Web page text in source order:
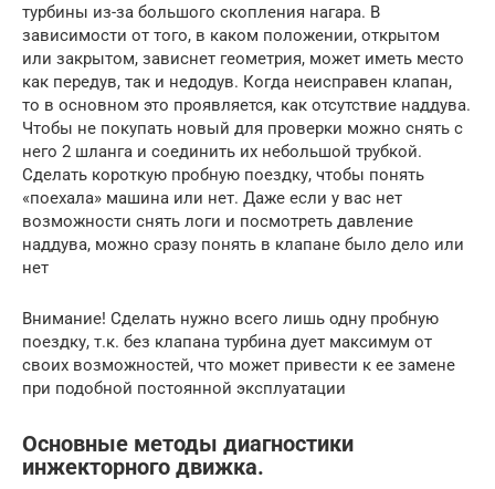
турбины из-за большого скопления нагара. В
зависимости от того, в каком положении, открытом
или закрытом, зависнет геометрия, может иметь место
как передув, так и недодув. Когда неисправен клапан,
то в основном это проявляется, как отсутствие наддува.
Чтобы не покупать новый для проверки можно снять с
него 2 шланга и соединить их небольшой трубкой.
Сделать короткую пробную поездку, чтобы понять
«поехала» машина или нет. Даже если у вас нет
возможности снять логи и посмотреть давление
наддува, можно сразу понять в клапане было дело или
нет
Внимание! Сделать нужно всего лишь одну пробную
поездку, т.к. без клапана турбина дует максимум от
своих возможностей, что может привести к ее замене
при подобной постоянной эксплуатации
Основные методы диагностики
инжекторного движка.